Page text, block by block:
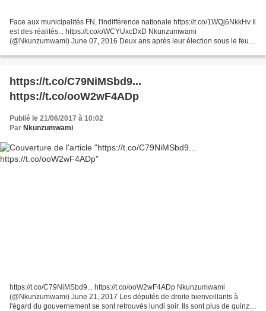
Face aux municipalités FN, l'indifférence nationale https://t.co/1WQj6NkkHv Il
est des réalités... https://t.co/oWCYUxcDxD Nkunzumwami
(@Nkunzumwami) June 07, 2016 Deux ans après leur élection sous le feu
https://t.co/C79NiMSbd9...
https://t.co/ooW2wF4ADp
Publié le 21/06/2017 à 10:02
Par Nkunzumwami
https://t.co/C79NiMSbd9... https://t.co/ooW2wF4ADp Nkunzumwami
(@Nkunzumwami) June 21, 2017 Les députés de droite bienveillants à
l'égard du gouvernement se sont retrouvés lundi soir. Ils sont plus de quinze,